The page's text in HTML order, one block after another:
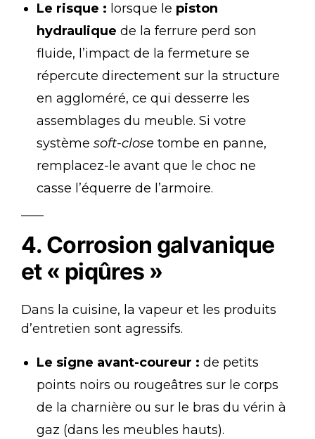
Le risque : lorsque le piston
hydraulique de la ferrure perd son
fluide, l’impact de la fermeture se
répercute directement sur la structure
en aggloméré, ce qui desserre les
assemblages du meuble. Si votre
système soft-close tombe en panne,
remplacez-le avant que le choc ne
casse l’équerre de l’armoire.
4. Corrosion galvanique
et « piqûres »
Dans la cuisine, la vapeur et les produits
d’entretien sont agressifs.
Le signe avant-coureur : de petits
points noirs ou rougeâtres sur le corps
de la charnière ou sur le bras du vérin à
gaz (dans les meubles hauts).